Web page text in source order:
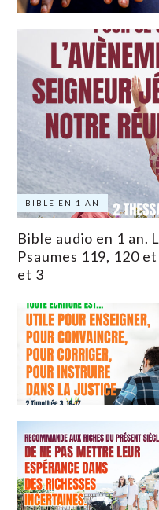
BIBLE EN 1 AN
Bible audio en 1 an.
Psaumes 119, 120
et 3